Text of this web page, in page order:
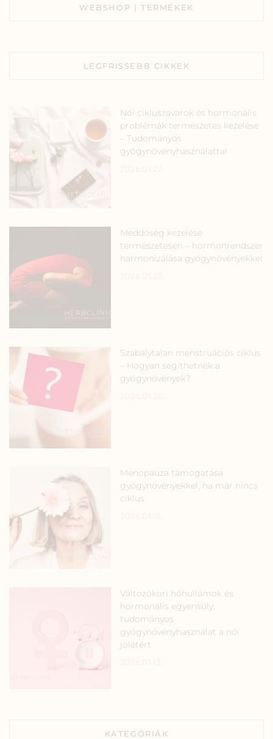
WEBSHOP | TERMÉKEK
LEGFRISSEBB CIKKEK
Női cikluszavarok és hormonális
problémák természetes kezelése
– Tudományos
gyógynövényhasználattal
Meddőség kezelése
természetesen – hormonrendszer
harmonizálása gyógynövényekkel
Szabálytalan menstruációs ciklus
– Hogyan segíthetnek a
gyógynövények?
Menopauza támogatása
gyógynövényekkel, ha már nincs
ciklus
Változókori hőhullámok és
hormonális egyensúly:
tudományos
gyógynövényhasználat a női
jólétért
KATEGÓRIÁK